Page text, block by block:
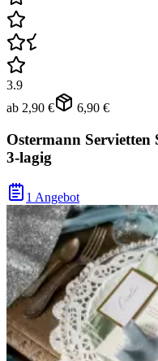
3.9
ab 2,90 € 6,90 €
Ostermann
3-lagig
1 Angebot